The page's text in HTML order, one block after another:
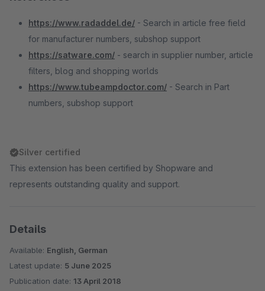
https://www.radaddel.de/ - Search in article free field
for manufacturer numbers, subshop support
https://satware.com/ - search in supplier number, article
filters, blog and shopping worlds
https://www.tubeampdoctor.com/ - Search in Part
numbers, subshop support
Silver certified
This extension has been certified by Shopware and
represents outstanding quality and support.
Details
Available: English, German
Latest update: 5 June 2025
Publication date: 13 April 2018